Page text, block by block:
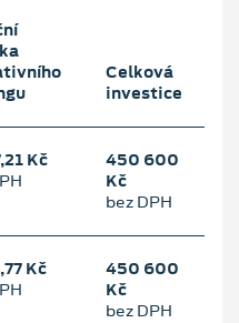
Celková
investice
Kč
450 600
Kč
bez DPH
Kč
450 600
Kč
bez DPH